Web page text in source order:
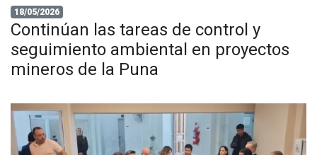
18/05/2026
Continúan las tareas de control y
seguimiento ambiental en proyectos
mineros de la Puna